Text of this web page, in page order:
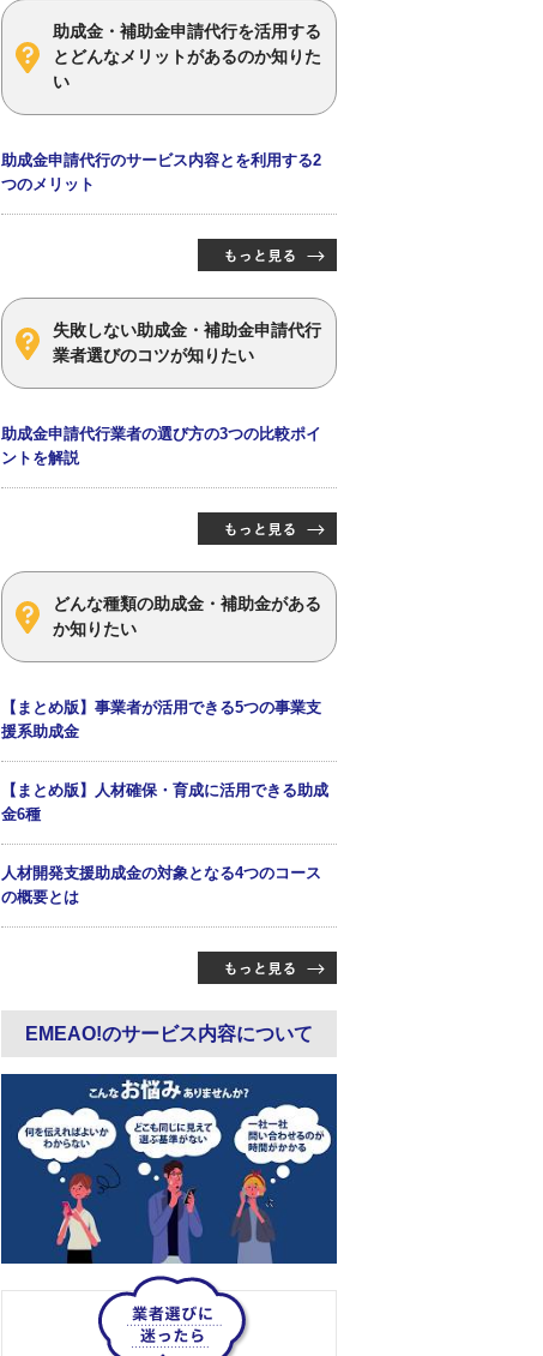
助成金・補助金申請代行を活用する
とどんなメリットがあるのか知りた
い
助成金申請代行のサービス内容とを利用する2
つのメリット
失敗しない助成金・補助金申請代行
業者選びのコツが知りたい
助成金申請代行業者の選び方の3つの比較ポイ
ントを解説
どんな種類の助成金・補助金がある
か知りたい
【まとめ版】事業者が活用できる5つの事業支
援系助成金
【まとめ版】人材確保・育成に活用できる助成
金6種
人材開発支援助成金の対象となる4つのコース
の概要とは
EMEAO!のサービス内容について